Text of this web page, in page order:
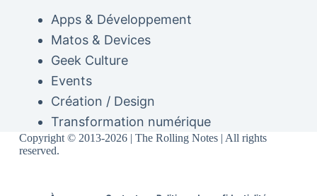
Apps & Développement
Matos & Devices
Geek Culture
Events
Création / Design
Transformation numérique
Copyright © 2013-2026 | The Rolling Notes | All rights
reserved.